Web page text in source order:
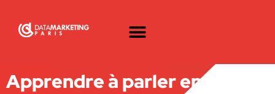
Apprendre à parler en public